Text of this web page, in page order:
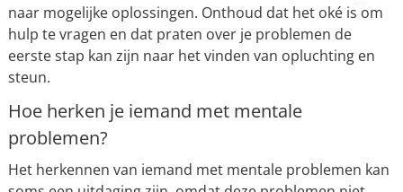
naar mogelijke oplossingen. Onthoud dat het oké is om
hulp te vragen en dat praten over je problemen de
eerste stap kan zijn naar het vinden van opluchting en
steun.
Hoe herken je iemand met mentale
problemen?
Het herkennen van iemand met mentale problemen kan